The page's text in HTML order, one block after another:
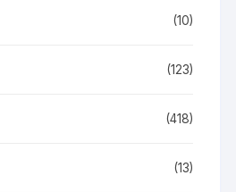
(10)
(123)
(418)
(13)